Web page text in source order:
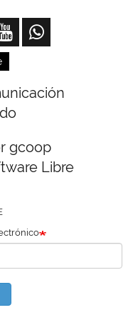
gcoop
Libre